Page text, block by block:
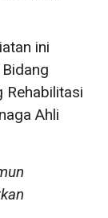
ini
Rehabilitasi
Ahli